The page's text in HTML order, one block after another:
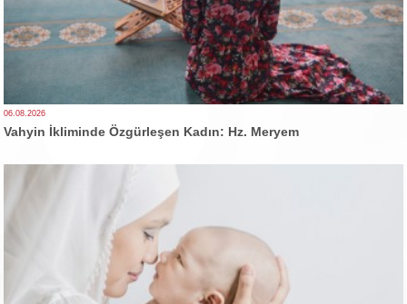
06.08.2026
Vahyin İkliminde Özgürleşen Kadın: Hz. Meryem